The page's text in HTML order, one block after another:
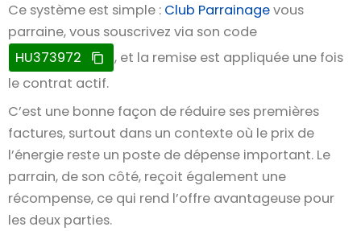
Ce système est simple : Club Parrainagevous
parraine, vous souscrivez via son code
HU373972
, et la remise est appliquée une fois
le contrat actif.
C’est une bonne façon de réduire ses premières
factures, surtout dans un contexte où le prix de
l’énergie reste un poste de dépense important. Le
parrain, de son côté, reçoit également une
récompense, ce qui rend l’offre avantageuse pour
les deux parties.